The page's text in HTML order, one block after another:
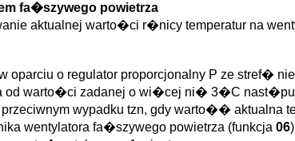
fa�szywego powietrza
aktualnej warto�ci r�nicy temperatur na
oparciu o regulator proporcjonalny P ze
od warto�ci zadanej o wi�cej ni� 3�C
przeciwnym wypadku tzn, gdy warto��
wentylatora fa�szywego powietrza (funkcja 06